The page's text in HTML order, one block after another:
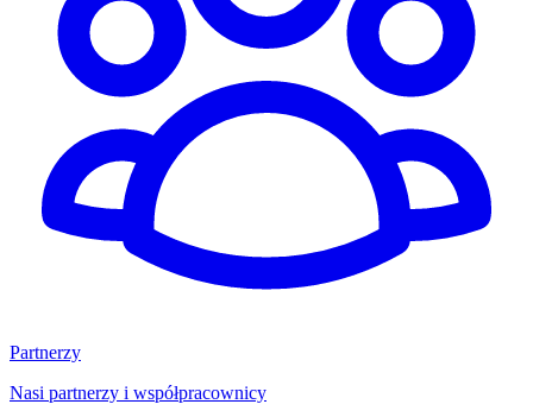
Partnerzy
Nasi partnerzy i współpracownicy